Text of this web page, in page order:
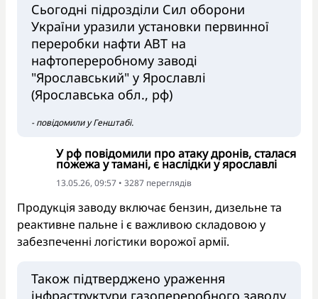
Сьогодні підрозділи Сил оборони
України уразили установки первинної
переробки нафти АВТ на
нафтопереробному заводі
"Ярославський" у Ярославлі
(Ярославська обл., рф)
- повідомили у Генштабі.
У рф повідомили про атаку дронів, сталася
пожежа у тамані, є наслідки у ярославлі
13.05.26, 09:57 • 3287 переглядiв
Продукція заводу включає бензин, дизельне та
реактивне пальне і є важливою складовою у
забезпеченні логістики ворожої армії.
Також підтверджено ураження
інфраструктури газопереробного заводу